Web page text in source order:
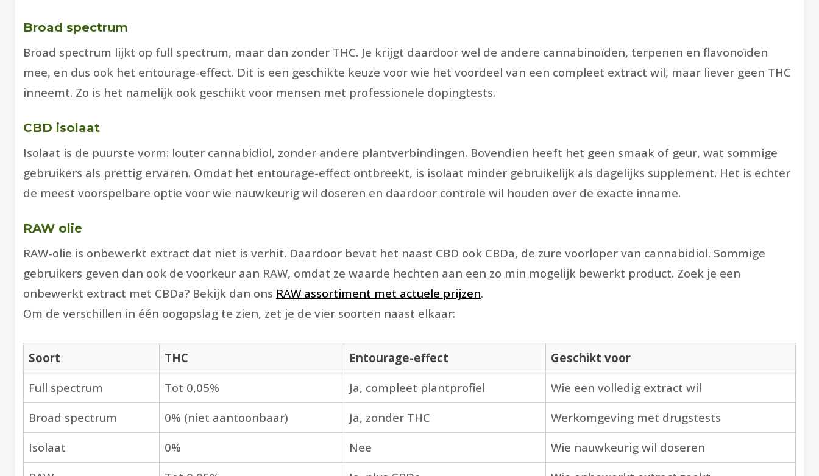
Broad spectrum
Broad spectrum lijkt op full spectrum, maar dan zonder THC. Je krijgt daardoor wel de andere cannabinoïden, terpenen en flavonoïden
mee, en dus ook het entourage-effect. Dit is een geschikte keuze voor wie het voordeel van een compleet extract wil, maar liever geen THC
inneemt. Zo is het namelijk ook geschikt voor mensen met professionele dopingtests.
CBD isolaat
Isolaat is de puurste vorm: louter cannabidiol, zonder andere plantverbindingen. Bovendien heeft het geen smaak of geur, wat sommige
gebruikers als prettig ervaren. Omdat het entourage-effect ontbreekt, is isolaat minder gebruikelijk als dagelijks supplement. Het is echter
de meest voorspelbare optie voor wie nauwkeurig wil doseren en daardoor controle wil houden over de exacte inname.
RAW olie
RAW-olie is onbewerkt extract dat niet is verhit. Daardoor bevat het naast CBD ook CBDa, de zure voorloper van cannabidiol. Sommige
gebruikers geven dan ook de voorkeur aan RAW, omdat ze waarde hechten aan een zo min mogelijk bewerkt product. Zoek je een
onbewerkt extract met CBDa? Bekijk dan ons RAW assortiment met actuele prijzen.
Om de verschillen in één oogopslag te zien, zet je de vier soorten naast elkaar:
Soort THC Entourage-effect
Geschikt voor
Full spectrum
Tot 0,05% Ja, compleet plantprofiel
Wie een volledig extract wil
Broad spectrum
0% (niet aantoonbaar) Ja, zonder THC
Werkomgeving met drugstests
Isolaat
0% Nee
Wie nauwkeurig wil doseren